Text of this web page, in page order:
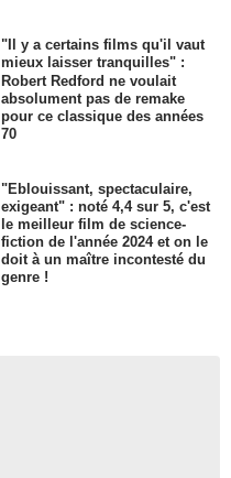
"Il y a certains films qu'il vaut
mieux laisser tranquilles" :
Robert Redford ne voulait
absolument pas de remake
pour ce classique des années
70
"Eblouissant, spectaculaire,
exigeant" : noté 4,4 sur 5, c'est
le meilleur film de science-
fiction de l'année 2024 et on le
doit à un maître incontesté du
genre !